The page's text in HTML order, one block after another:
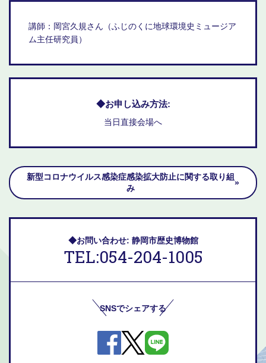
講師：岡宮久規さん（ふじのくに地球環境史ミュージア
ム主任研究員）
お申し込み方法
当日直接会場へ
新型コロナウイルス感染症感染拡大防止に関する取り組
み
◆お問い合わせ: 静岡市歴史博物館
TEL:054-204-1005
SNSでシェアする